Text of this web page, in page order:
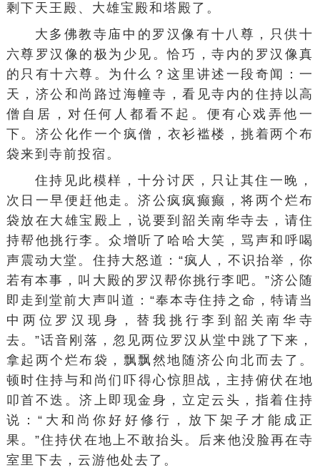
剩下天王殿、大雄宝殿和塔殿了。
大多佛教寺庙中的 罗汉像 有十八尊，只供十
六尊罗汉像的极为少见。恰巧，寺内的罗汉像真
的只有十六尊。为什么？这里讲述一段奇闻：一
天， 济公和尚 路过海幢寺，看见寺内的住持以 高
僧 自居，对任何人都看不起。便有心戏弄他一
下。 济公 化作一个疯僧，衣衫褴楼，挑着两个布
袋来到寺前投宿。
住持 见此模样，十分讨厌，只让其住一晚，
次日一早便赶他走。济公疯疯癫癫，将两个烂布
袋放在大雄宝殿上，说要到 韶关南华寺去，请住
持帮他挑行李。众增听了哈哈大笑，骂声和呼喝
声震动大堂。住持大怒道：“疯人， 不识抬举 ，你
若有本事，叫大殿的罗汉帮你挑行李吧。”济公随
即走到堂前大声叫道：“奉本寺住持之命，特请当
中两位罗汉现身，替我挑行李到韶关南华寺
去。”话音刚落，忽见两位罗汉 从堂 中跳了下来，
拿起两个烂布袋，飘飘然地随济公 向北而去了。
顿时住持与和尚们吓得心惊胆战，主持俯伏在地
叩首不迭。济上即现金身，立定云头，指着住持
说：“ 大和尚你好好修行，放下架子才能成正
果。”住持伏在地上不敢抬头。后来他没脸再在寺
室里下去，云游他处去了。